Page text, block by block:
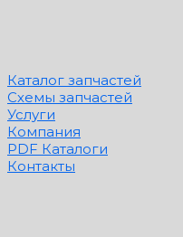
Каталог запчастей
Схемы запчастей
Услуги
Компания
PDF Каталоги
Контакты